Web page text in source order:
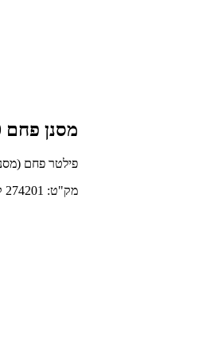
מסנן פחם 1000 מק"ש CAN LITE
פילטר פחם (מסנן
מק"ט: 274201